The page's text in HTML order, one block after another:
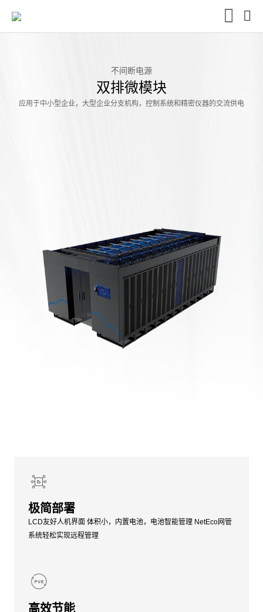
不间断电源
双排微模块
应用于中小型企业，大型企业分支机构，控制系统和精密仪器的交流供电
极简部署
LCD友好人机界面 体积小，内置电池，电池智能管理 NetEco网管
系统轻松实现远程管理
高效节能